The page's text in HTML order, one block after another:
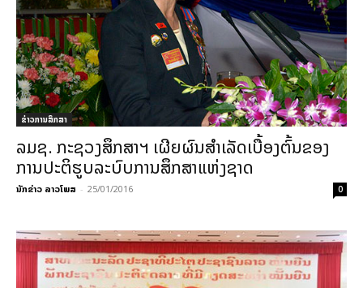
ຂ່າວການສຶກສາ
ລມຊ. ກະຊວງສຶກສາຯ ເຜີຍຜົນສຳ​ເລັດ​ເບື້ອງ​ຕົ້ນຂອງ ​
ການ​​ປະຕິ​ຮູບ​ລະ​ບົບການ​ສຶກສາ​ແຫ່ງ​ຊາດ
ນັກຂ່າວ ລາວໂພສ - 25/01/2016 0